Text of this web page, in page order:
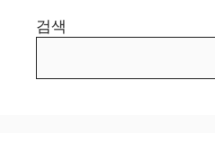
검색